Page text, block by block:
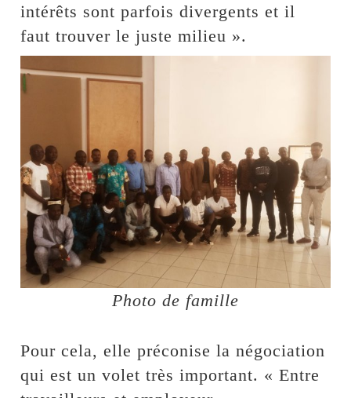
intérêts sont parfois divergents et il
faut trouver le juste milieu ».
Photo de famille
Pour cela, elle préconise la négociation
qui est un volet très important. « Entre